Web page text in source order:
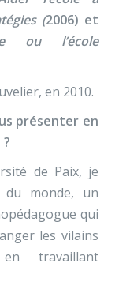
(2006) et
ou l’école
en 2010.
présenter en
de Paix, je
monde, un
qui
les vilains
travaillant